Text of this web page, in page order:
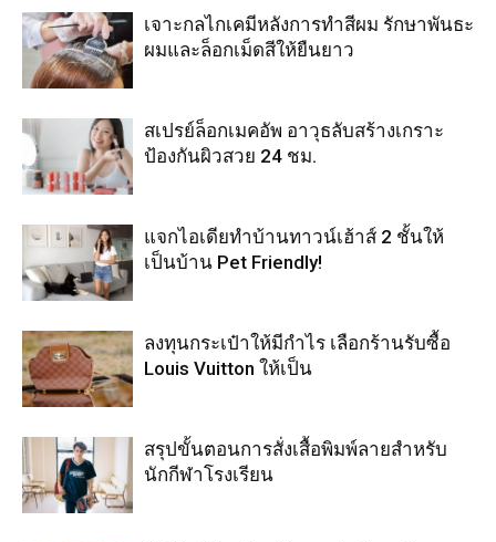
เจาะกลไกเคมีหลังการทำสีผม รักษาพันธะ
ผมและล็อกเม็ดสีให้ยืนยาว
สเปรย์ล็อกเมคอัพ อาวุธลับสร้างเกราะ
ป้องกันผิวสวย 24 ชม.
แจกไอเดียทำบ้านทาวน์เฮ้าส์ 2 ชั้นให้
เป็นบ้าน Pet Friendly!
ลงทุนกระเป๋าให้มีกำไร เลือกร้านรับซื้อ
Louis Vuitton ให้เป็น
สรุปขั้นตอนการสั่งเสื้อพิมพ์ลายสำหรับ
นักกีฬาโรงเรียน